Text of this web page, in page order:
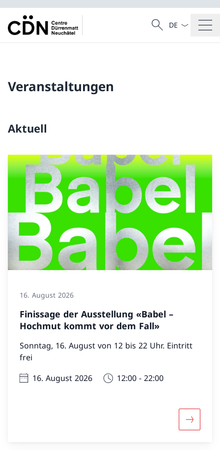
Suche
Suche
Sprach
Veranstaltungen
Aktuell
16. August 2026
Finissage der Ausstellung «Babel –
Hochmut kommt vor dem Fall»
Sonntag, 16. August von 12 bis 22 Uhr. Eintritt
frei
16. August 2026
12:00 - 22:00
Mehr